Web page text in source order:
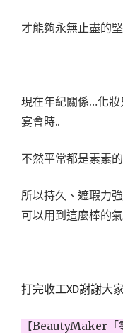
才能夠永無止盡的
現在年紀關係…化妝
宴會時..
不然平常都是素素
所以持久、遮瑕力
可以用到這麼棒的
打完收工XD謝謝大家
【BeautyMaker「